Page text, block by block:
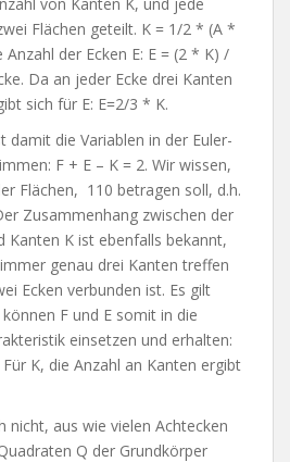
Flächen geteilt. K = 1/2 * (A *
der Ecken E: E = (2 * K) /
Da an jeder Ecke drei Kanten
sich für E: E=2/3 * K.
damit die Variablen in der Euler-
F + E – K = 2. Wir wissen,
Flächen, 110 betragen soll, d.h.
Zusammenhang zwischen der
Kanten K ist ebenfalls bekannt,
genau drei Kanten treffen
Ecken verbunden ist. Es gilt
F und E somit in die
einsetzen und erhalten:
K, die Anzahl an Kanten ergibt
nicht, aus wie vielen Achtecken
Q der Grundkörper